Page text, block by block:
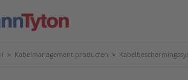
> Kabelmanagement producten >